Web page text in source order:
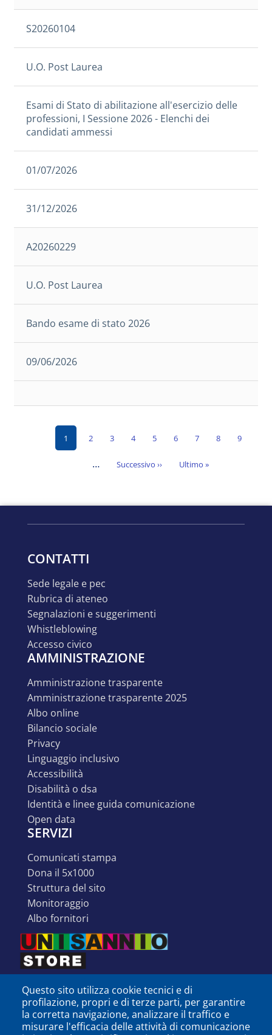
S20260104
U.O. Post Laurea
Esami di Stato di abilitazione all'esercizio delle
professioni, I Sessione 2026 - Elenchi dei
candidati ammessi
01/07/2026
31/12/2026
A20260229
U.O. Post Laurea
Bando esame di stato 2026
09/06/2026
PaginazionePagina
attuale
1 Page
2 Page
3 Page
4 Page
5 Page
6 Page
7 Page
8 Page
9
…
Pagina
Successivo ››
Ultima
Ultimo »
CONTATTI
sede legale e pec
rubrica di ateneo
segnalazioni e suggerimenti
whistleblowing
accesso civico
AMMINISTRAZIONE
amministrazione trasparente
amministrazione trasparente 2025
albo online
bilancio sociale
privacy
linguaggio inclusivo
accessibilità
disabilità o dsa
identità e linee guida comunicazione
open data
SERVIZI
comunicati stampa
dona il 5x1000
struttura del sito
monitoraggio
albo fornitori
Questo sito utilizza cookie tecnici e di
profilazione, propri e di terze parti, per garantire
la corretta navigazione, analizzare il traffico e
misurare l'efficacia delle attività di comunicazione